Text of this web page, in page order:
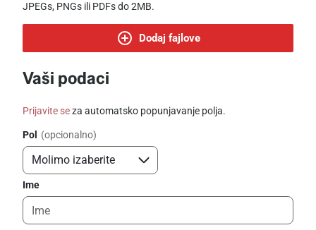
JPEGs, PNGs ili PDFs do 2MB.
Dodaj fajlove
Vaši podaci
Prijavite seza automatsko popunjavanje polja.
Pol (opcionalno)
Ime